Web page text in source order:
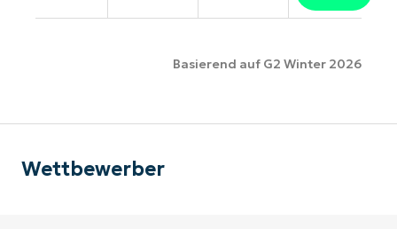
Basierend auf G2 Winter 2026
Wettbewerber